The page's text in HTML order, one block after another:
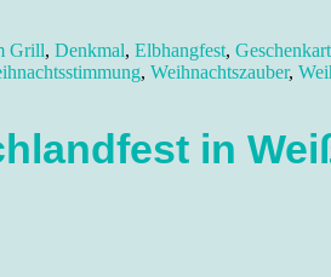
Grill, Denkmal, Elbhangfest,
, Weihnachtszauber,
in